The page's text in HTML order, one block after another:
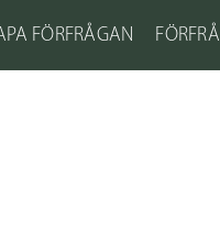
FÖRFRÅGAN